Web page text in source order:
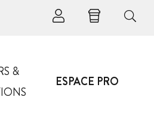
&
ESPACE PRO